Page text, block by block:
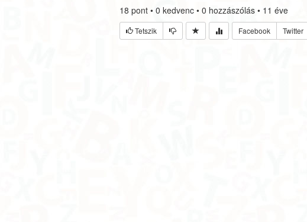
18 pont • 0 kedvenc • 0 hozzászólás • 11 éve
Tetszik Facebook Twitter